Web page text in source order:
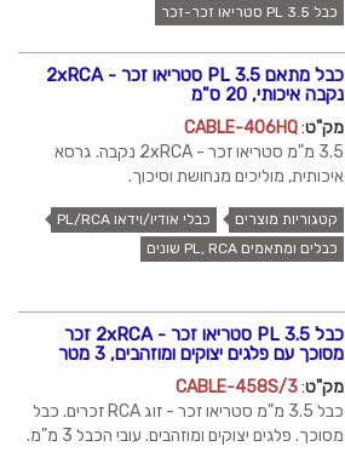
כבל PL 3.5 סטריאו זכר-זכר
כבל מתאם PL 3.5 סטריאו זכר - 2xRCA
נקבה איכותי, 20 ס"מ
מק"ט:
CABLE-406HQ
3.5 מ"מ סטריאו זכר - 2xRCA נקבה. גרסא
איכותית, מוליכים מנחושת וסיכוך.
קטגוריות מוצרים
כבלי אודיו/וידאו PL/RCA
כבלים ומתאמים PL, RCA שונים
כבל PL 3.5 סטריאו זכר - 2xRCA זכר
מסוכך עם פלגים יצוקים ומוזהבים, 3 מטר
מק"ט:
CABLE-458S/3
כבל 3.5 מ"מ סטריאו זכר - זוג RCA זכרים. כבל
מסוכך. פלגים יצוקים ומוזהבים. עובי הכבל 3 מ"מ.